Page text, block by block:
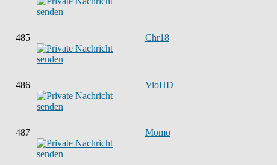
485 Chr18
486 VioHD
487 Momo